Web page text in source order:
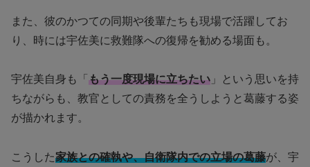
また、彼のかつての同期や後輩たちも現場で活躍してお
り、時には宇佐美に救難隊への復帰を勧める場面も。
宇佐美自身も「 もう一度現場に立ちたい 」という思いを持
ちながらも、教官としての責務を全うしようと葛藤する姿
が描かれます。
こうした家族との確執や、自衛隊内での立場の葛藤が、宇